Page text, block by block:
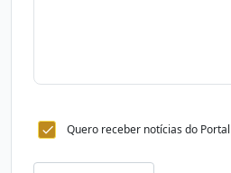
Quero receber notícias do Portal